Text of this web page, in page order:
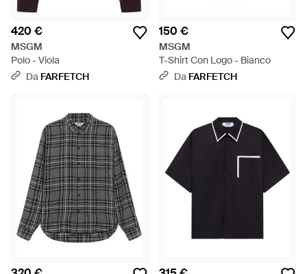
420 €
MSGM
Polo - Viola
Da FARFETCH
150 €
MSGM
T-Shirt Con Logo - Bianco
Da FARFETCH